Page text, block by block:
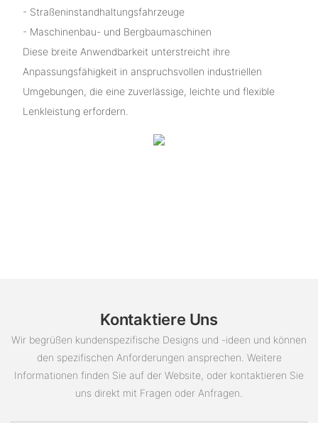
- Straßeninstandhaltungsfahrzeuge
- Maschinenbau- und Bergbaumaschinen
Diese breite Anwendbarkeit unterstreicht ihre
Anpassungsfähigkeit in anspruchsvollen industriellen
Umgebungen, die eine zuverlässige, leichte und flexible
Lenkleistung erfordern.
Kontaktiere Uns
Wir begrüßen kundenspezifische Designs und -ideen und können
den spezifischen Anforderungen ansprechen. Weitere
Informationen finden Sie auf der Website, oder kontaktieren Sie
uns direkt mit Fragen oder Anfragen.